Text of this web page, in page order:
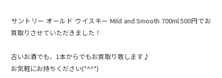
サントリー オールド ウイスキー Mild and Smooth 700ml 500円でお
買取りさせていただきました！
古いお酒でも、1本からでもお買取り致します♪
お気軽にお持ちください(*^^*)